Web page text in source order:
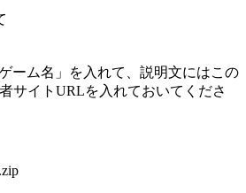
ーム名」を入れて、説明文にはこの
サイトURLを入れておいてくださ